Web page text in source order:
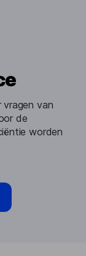
vragen van
de
worden